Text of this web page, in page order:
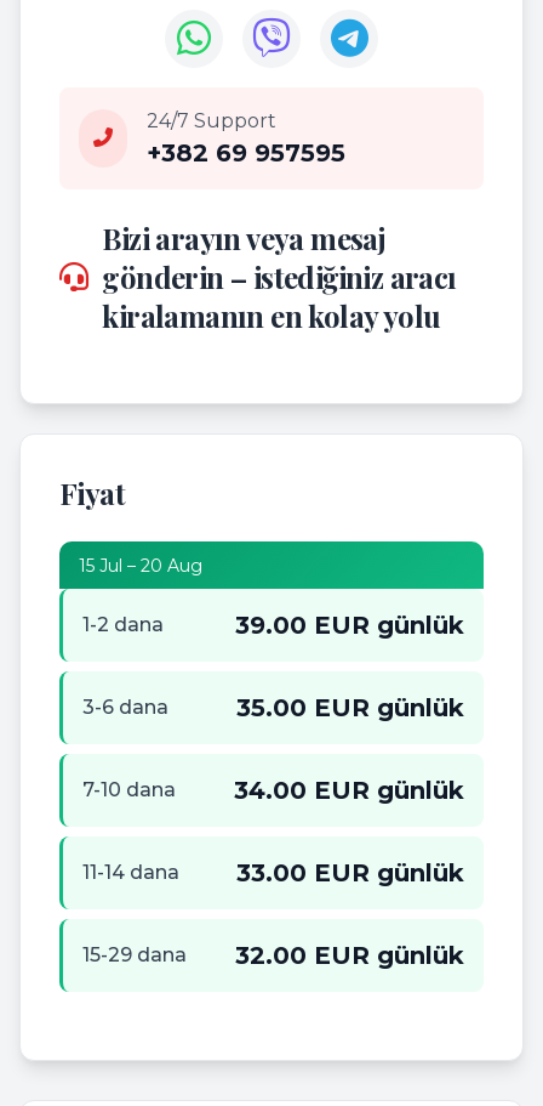
24/7 Support
+382 69 957595
Bizi arayın veya mesaj
gönderin – istediğiniz aracı
kiralamanın en kolay yolu
Fiyat
15 Jul – 20 Aug
1-2 dana 39.00 EUR günlük
3-6 dana 35.00 EUR günlük
7-10 dana 34.00 EUR günlük
11-14 dana 33.00 EUR günlük
15-29 dana 32.00 EUR günlük